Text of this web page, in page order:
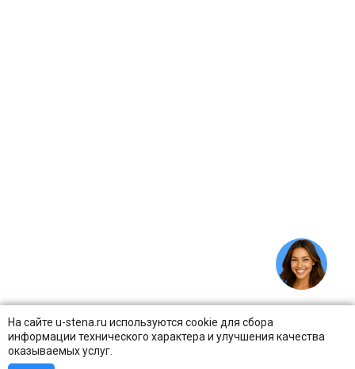
На сайте u-stena.ru используются cookie для сбора
информации технического характера и улучшения качества
оказываемых услуг.